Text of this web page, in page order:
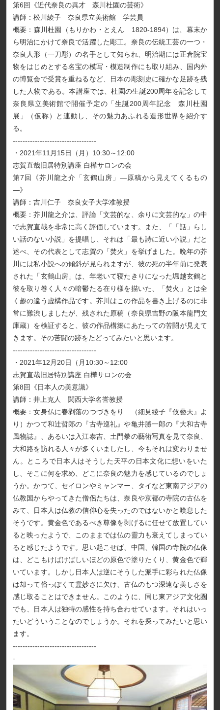
第6回《近代奈良の異才 森川杜園の芸術》
講師：松川綾子 奈良県立美術館 学芸員
概要：森川杜園（もりかわ・とえん 1820-1894）は、幕末か
ら明治にかけて奈良で活躍した彫工。奈良の伝統工芸の一つ・
奈良人形（一刀彫）の名手として知られ、明治期には正倉院宝
物をはじめとする名宝の模写・模造制作にも取り組み、国内外
の博覧会で受賞を重ねるなど、日本の彫刻史に確かな足跡を残
した人物である。本講座では、杜園の生誕200周年を記念して
奈良県立美術館で開催予定の「生誕200周年記念 森川杜園
展」（仮称）と連動し、その魅力あふれる造形世界を紹介す
る。
----------------------------------
・2021年11月15日（月）10:30～12:00
志賀直哉旧居特別講座 白樺サロンの会
第7回《芥川龍之介「玄鶴山房」―原稿から見えてくるもの
―》
講師：吉川仁子 奈良女子大学准教授
概要：芥川龍之介は、評論「文芸的な、余りに文芸的な」の中
で志賀直哉を非常に高く評価しています。また、「「話」らし
い話のない小説」を提唱し、それは「最も詩に近い小説」だと
述べ、その代表として志賀の「焚火」を挙げました。晩年の芥
川には私小説への傾斜が見られますが、彼の死の半年前に発表
された「玄鶴山房」は、年老いて寝たきりになった堀越玄鶴と
彼を取り巻く人々の暗鬱たる在り様を描いた、「焚火」とは全
く趣の違う虚構作品です。芥川はこの作品を書き上げるのに非
常に難渋しましたが、残された原稿（奈良県吉野の阪本龍門文
庫蔵）を検証すると、彼の作品構築にあたっての苦闘が見えて
きます。その苦闘の跡をたどってみたいと思います。
----------------------------------
・2021年12月20日（月10:30～12:00
志賀直哉旧居特別講座 白樺サロンの会
第8回《日本人の美意識》
講師：井上克人 関西大学名誉教授
概要：女身仏に春剥落のつづきをり （細見綾子『伎藝天』よ
り）かつて和辻哲郎の『古寺巡礼』や亀井勝一郎の『大和古寺
風物誌』、あるいは入江泰吉、土門拳の藝術写真を見て奈良、
大和路を訪れる人々が多くいましたし、今もそれは変わりませ
ん。ところで日本人はそうした天平の日本文化に想いをいた
し、そこに何を求め、どこに奈良の魅力を感じているのでしょ
うか。かつて、セイロンやミャンマー、タイなど東南アジアの
仏教国からやってきた僧侶たちは、奈良や京都の寺院の古仏を
みて、日本人は仏教の信仰心を失ったのではないかと嘆息した
そうです。黄金色であるべき尊像を剥げるに任せて放置してい
ると映ったようで、このままでは仏の靈力も衰えてしまってい
ると感じたようです。思い起こせば、中国、韓国の寺院の仏像
は、どこもけばけばしいほどの原色で塗りたくり、黄金色で輝
いています。しかし日本人は逆にそうした派手に彩られた仏像
は却って俗っぽくて霊妙さに欠け、古仏のもつ深遠な美しさを
感じ取ることはできません。このように、同じ東アジア文化圏
でも、日本人は独特の感性を持ち合わせています。それはいっ
たいどういうことなのでしょうか。それを探ってみたいと思い
ます。
----------------------------------
-